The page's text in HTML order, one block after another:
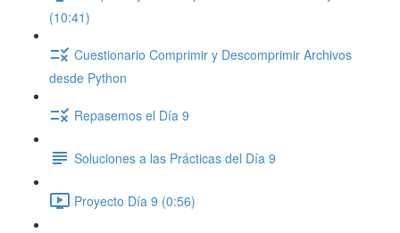
(10:41)
Cuestionario Comprimir y Descomprimir Archivos
desde Python
Repasemos el Día 9
Soluciones a las Prácticas del Día 9
Proyecto Día 9 (0:56)